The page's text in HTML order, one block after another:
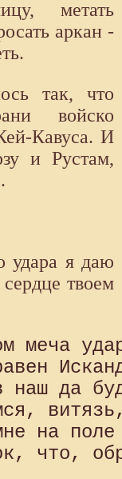
метать
аркан -
так, что
войско
Кавуса. И
и Рустам,
удара я даю
твоем
меча
наш да
на